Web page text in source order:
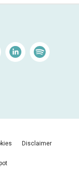
LinkedinSpotify
Disclaimer